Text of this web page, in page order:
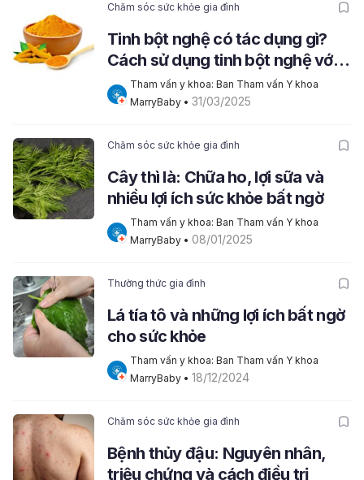
Chăm sóc sức khỏe gia đình
Tinh bột nghệ có tác dụng gì?
Cách sử dụng tinh bột nghệ với
mật ong
Tham vấn y khoa: Ban Tham vấn Y khoa
MarryBaby • 31/03/2025
Chăm sóc sức khỏe gia đình
Cây thì là: Chữa ho, lợi sữa và
nhiều lợi ích sức khỏe bất ngờ
Tham vấn y khoa: Ban Tham vấn Y khoa
MarryBaby • 08/01/2025
Thường thức gia đình
Lá tía tô và những lợi ích bất ngờ
cho sức khỏe
Tham vấn y khoa: Ban Tham vấn Y khoa
MarryBaby • 18/12/2024
Chăm sóc sức khỏe gia đình
Bệnh thủy đậu: Nguyên nhân,
triệu chứng và cách điều trị